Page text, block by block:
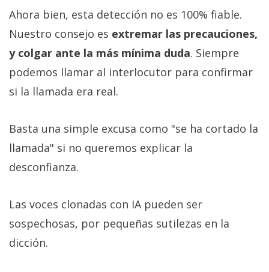
Ahora bien, esta detección no es 100% fiable.
Nuestro consejo es extremar las precauciones,
y colgar ante la más mínima duda. Siempre
podemos llamar al interlocutor para confirmar
si la llamada era real.
Basta una simple excusa como "se ha cortado la
llamada" si no queremos explicar la
desconfianza.
Las voces clonadas con IA pueden ser
sospechosas, por pequeñas sutilezas en la
dicción.